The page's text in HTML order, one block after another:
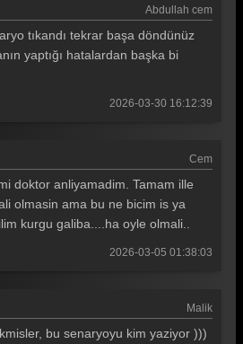
Abdullah cem
tıkandı tekrar başa döndünüz
yaptığı hatalardan başka bi
2026-03-30 16:12:39
Cem
doktor anliyamadim. Tamam ille
olmasin ama bu ne bicim is ya
kurgu galiba....ha oyle olmali..
2026-03-05 01:38:03
Malik
bu senaryoyu kim yaziyor )))